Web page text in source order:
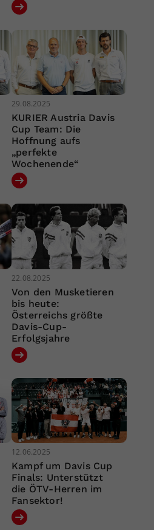
29.08.2025
KURIER Austria Davis
Cup Team: Die
Hoffnung aufs
„perfekte
Wochenende“
22.08.2025
Von den Musketieren
bis heute:
Österreichs größte
Davis-Cup-
Erfolgsjahre
12.06.2025
Kampf um Davis Cup
Finals: Unterstützt
die ÖTV-Herren im
Fansektor!